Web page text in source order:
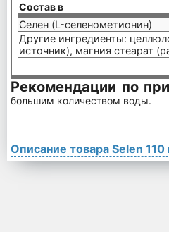
Состав в
Селен (L-селенометионин)
Другие ингредиенты:
источник), магния стеарат
Рекомендации по
большим количеством воды.
Описание товара Selen